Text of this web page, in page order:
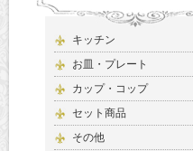
キッチン
お皿・プレート
カップ・コップ
セット商品
その他